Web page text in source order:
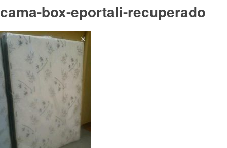
cama-box-eportali-recuperado